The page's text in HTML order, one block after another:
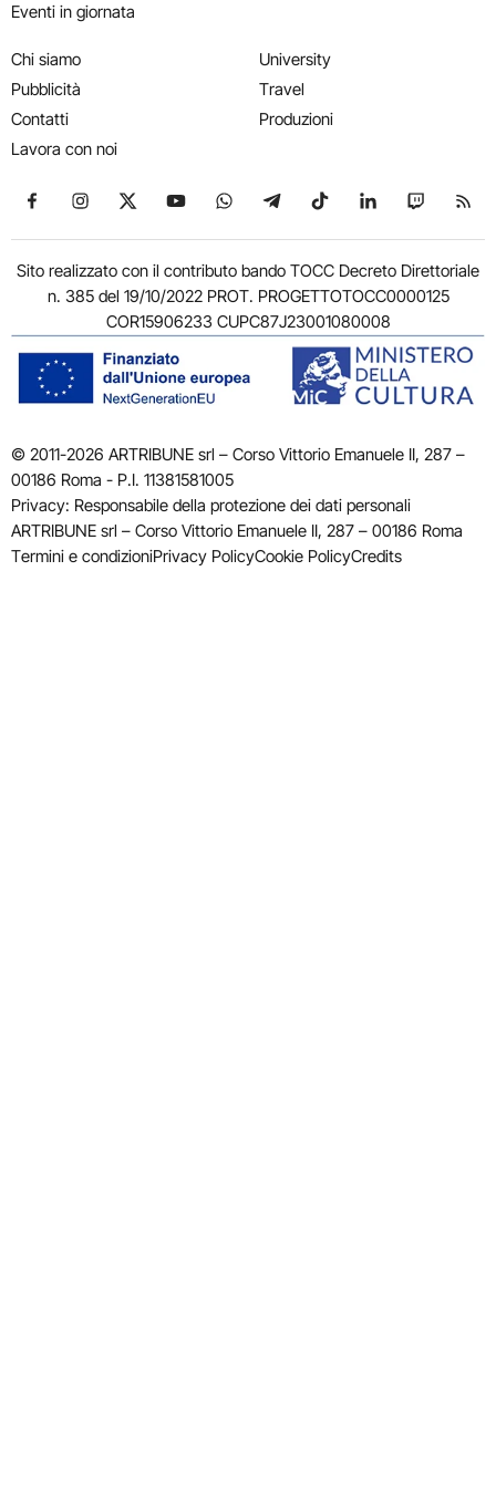
Eventi in giornata
Chi siamo
Pubblicità
Contatti
Lavora con noi
University
Travel
Produzioni
Seguici su Facebook
Seguici su Instagram
Seguici su X
Seguici su YouTube
Seguici su WhatsApp
Seguici su Telegram
Seguici su TikTok
Seguici su
Seguici
Sito realizzato con il contributo bando TOCC Decreto Direttoriale
n. 385 del 19/10/2022 PROT. PROGETTOTOCC0000125
COR15906233 CUPC87J23001080008
© 2011-2026 ARTRIBUNE srl – Corso Vittorio Emanuele II, 287 –
00186 Roma - P.I. 11381581005
Privacy: Responsabile della protezione dei dati personali
ARTRIBUNE srl – Corso Vittorio Emanuele II, 287 – 00186 Roma
Termini e condizioniPrivacy PolicyCookie PolicyCredits